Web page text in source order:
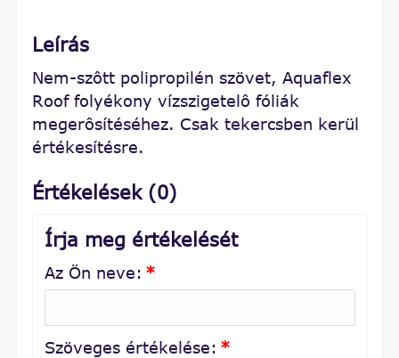
Leírás
Nem-szôtt polipropilén szövet, Aquaflex
Roof folyékony vízszigetelô fóliák
megerôsítéséhez. Csak tekercsben kerül
értékesítésre.
Értékelések (0)
Írja meg értékelését
Az Ön neve: *
Szöveges értékelése: *